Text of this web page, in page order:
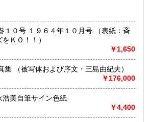
三田線、東京メトロ半蔵門線
出口徒歩3分・JRお茶の水駅徒歩8分
稿・芸能人のサインなどの肉筆類、野
連の書籍やユニホーム・バット・グロ
・記念品を専門的に扱っています。
号 １９６４年１０月号 （表紙：斉
ＫＯ！！）
￥1,650
薔薇刑 細江英公写真集 （被写体および序文・三島由紀夫）
￥176,000
浩美自筆サイン色紙
￥4,400